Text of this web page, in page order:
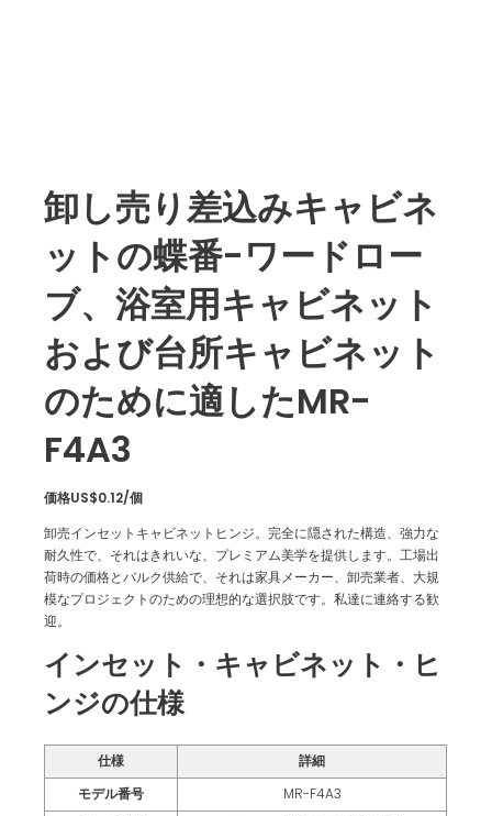
卸し売り差込みキャビネ
ットの蝶番-ワードロー
ブ、浴室用キャビネット
および台所キャビネット
のために適したMR-
F4A3
価格US$0.12/個
卸売インセットキャビネットヒンジ。完全に隠された構造、強力な
耐久性で、それはきれいな、プレミアム美学を提供します。工場出
荷時の価格とバルク供給で、それは家具メーカー、卸売業者、大規
模なプロジェクトのための理想的な選択肢です。私達に連絡する歓
迎。
インセット・キャビネット・ヒ
ンジの仕様
仕様
詳細
モデル番号
MR-F4A3